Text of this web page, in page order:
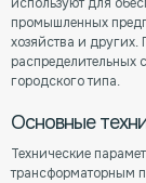
промышленных
хозяйства и
распределительных
городского типа.
Основные
Технические
трансформаторным